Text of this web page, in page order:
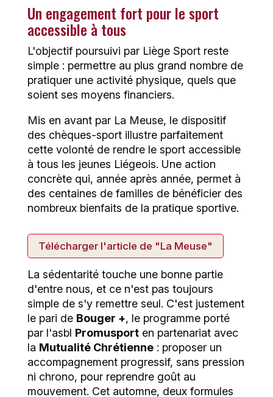
Un engagement fort pour le sport
accessible à tous
L'objectif poursuivi par Liège Sport reste
simple : permettre au plus grand nombre de
pratiquer une activité physique, quels que
soient ses moyens financiers.
Mis en avant par La Meuse, le dispositif
des chèques-sport illustre parfaitement
cette volonté de rendre le sport accessible
à tous les jeunes Liégeois. Une action
concrète qui, année après année, permet à
des centaines de familles de bénéficier des
nombreux bienfaits de la pratique sportive.
Télécharger l'article de "La Meuse"
La sédentarité touche une bonne partie
d'entre nous, et ce n'est pas toujours
simple de s'y remettre seul. C'est justement
le pari de Bouger +, le programme porté
par l'asbl Promusporten partenariat avec
la Mutualité Chrétienne: proposer un
accompagnement progressif, sans pression
ni chrono, pour reprendre goût au
mouvement. Cet automne, deux formules